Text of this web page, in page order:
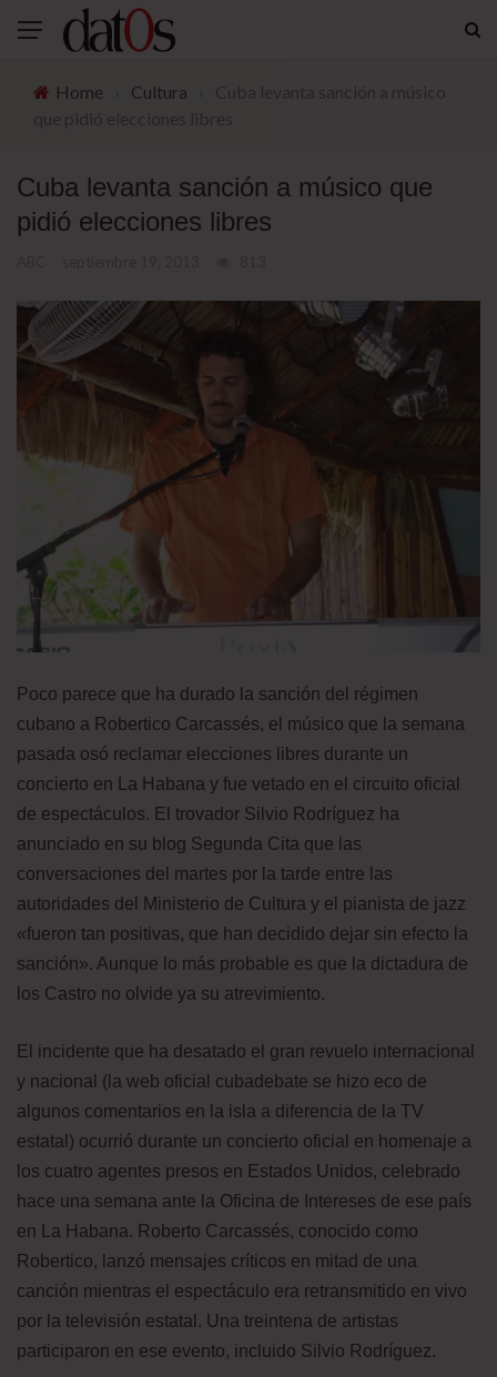
Home Cultura
Cuba levanta sanción a músico que
pidió elecciones libres
Poco parece que ha durado la sanción del régimen
cubano a Robertico Carcassés, el músico que la semana
pasada osó reclamar elecciones libres durante un
concierto en La Habana y fue vetado en el circuito oficial
de espectáculos. El trovador Silvio Rodríguez ha
anunciado en su blog Segunda Cita que las
conversaciones del martes por la tarde entre las
autoridades del Ministerio de Cultura y el pianista de jazz
«fueron tan positivas, que han decidido dejar sin efecto la
sanción». Aunque lo más probable es que la dictadura de
los Castro no olvide ya su atrevimiento.
El incidente que ha desatado el gran revuelo internacional
y nacional (la web oficial cubadebate se hizo eco de
algunos comentarios en la isla a diferencia de la TV
estatal) ocurrió durante un concierto oficial en homenaje a
los cuatro agentes presos en Estados Unidos, celebrado
hace una semana ante la Oficina de Intereses de ese país
en La Habana. Roberto Carcassés, conocido como
Robertico, lanzó mensajes críticos en mitad de una
canción mientras el espectáculo era retransmitido en vivo
por la televisión estatal. Una treintena de artistas
participaron en ese evento, incluido Silvio Rodríguez.